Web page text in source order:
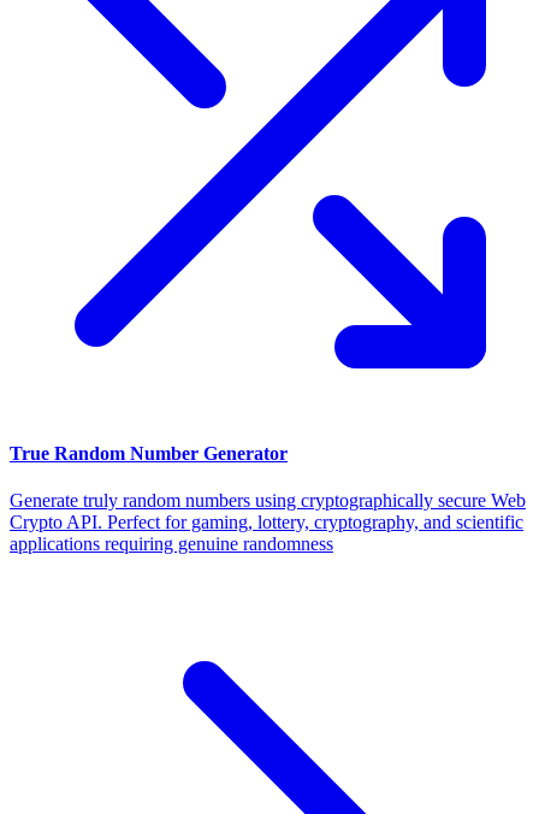
True Random Number Generator
Generate truly random numbers using cryptographically secure Web
Crypto API. Perfect for gaming, lottery, cryptography, and scientific
applications requiring genuine randomness